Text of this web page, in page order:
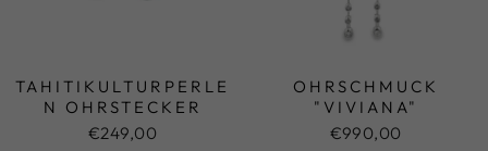
TAHITIKULTURPERLE
N OHRSTECKER
€249,00
OHRSCHMUCK
"VIVIANA"
€990,00